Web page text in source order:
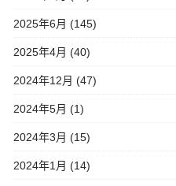
2025年6月 (145)
2025年4月 (40)
2024年12月 (47)
2024年5月 (1)
2024年3月 (15)
2024年1月 (14)